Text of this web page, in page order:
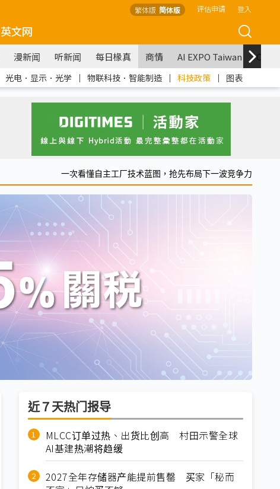
繁体版 简体版 评估申请 登入
英文网
漫新闻 听新闻 每日椽真 商情 AI EXPO Taiwan
光电．显示．光学 ｜ 物联科技．智能制造 ｜ 科技政策 ｜ 图表
一次看懂自主工厂技术蓝图，抢先布局下一波竞争力
近７天热门报导
MLCC订单过热、出货比创高 村田示警全球
AI基建热潮将趋缓
2027全年存储器产能提前售罄 买家「秘而